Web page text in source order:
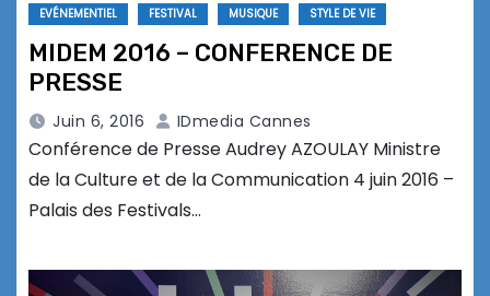
EVÉNEMENTIEL
FESTIVAL MUSIQUE STYLE DE VIE
MIDEM 2016 – CONFERENCE DE
PRESSE
Juin 6, 2016 IDmedia Cannes
Conférence de Presse Audrey AZOULAY Ministre
de la Culture et de la Communication 4 juin 2016 –
Palais des Festivals…